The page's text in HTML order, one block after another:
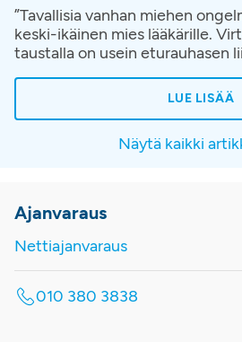
”Tavallisia vanhan miehen
keski-ikäinen mies lääkärille.
taustalla on usein eturauhasen
LUE LISÄÄ
Näytä kaikki
Ajanvaraus
Nettiajanvaraus
010 380 3838